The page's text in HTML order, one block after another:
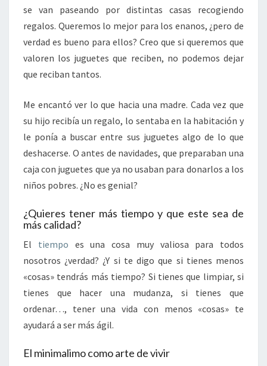
se van paseando por distintas casas recogiendo
regalos. Queremos lo mejor para los enanos, ¿pero de
verdad es bueno para ellos? Creo que si queremos que
valoren los juguetes que reciben, no podemos dejar
que reciban tantos.
Me encantó ver lo que hacia una madre. Cada vez que
su hijo recibía un regalo, lo sentaba en la habitación y
le ponía a buscar entre sus juguetes algo de lo que
deshacerse. O antes de navidades, que preparaban una
caja con juguetes que ya no usaban para donarlos a los
niños pobres. ¿No es genial?
¿Quieres tener más tiempo y que este sea de
más calidad?
El tiempo es una cosa muy valiosa para todos
nosotros ¿verdad? ¿Y si te digo que si tienes menos
«cosas» tendrás más tiempo? Si tienes que limpiar, si
tienes que hacer una mudanza, si tienes que
ordenar…, tener una vida con menos «cosas» te
ayudará a ser más ágil.
El minimalimo como arte de vivir